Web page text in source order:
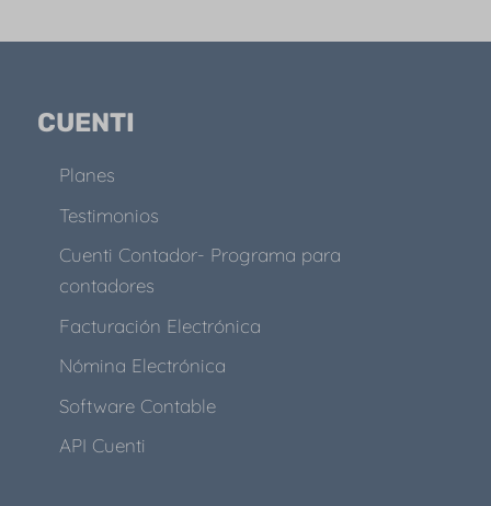
CUENTI
Planes
Testimonios
Cuenti Contador- Programa para
contadores
Facturación Electrónica
Nómina Electrónica
Software Contable
API Cuenti